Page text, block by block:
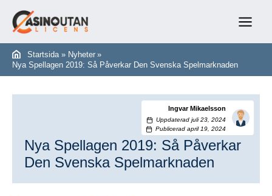
innehåll
Startsida
Nyheter
Nya Spellagen 2019: Så Påverkar Den Svenska Spelmarknaden
Ingvar Mikaelsson
Uppdaterad juli 23, 2024
Publicerad april 19, 2024
Nya Spellagen 2019: Så Påverkar
Den Svenska Spelmarknaden